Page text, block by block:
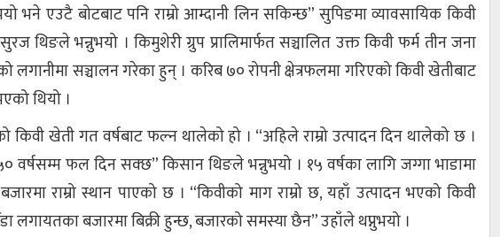
भने एउटै बोटबाट पनि राम्रो आम्दानी लिन सकिन्छ” सुपिङमा व्यावसायिक किवी
थिङले भन्नुभयो । किमुशेरी ग्रुप प्रालिमार्फत सञ्चालित उक्त किवी फर्म तीन जना
सञ्चालन गरेका हुन् । करिब ७० रोपनी क्षेत्रफलमा गरिएको किवी खेतीबाट
थियो ।
खेती गत वर्षबाट फल्न थालेको हो । “अहिले राम्रो उत्पादन दिन थालेको छ ।
वर्षसम्म फल दिन सक्छ” किसान थिङले भन्नुभयो । १५ वर्षका लागि जग्गा भाडामा
राम्रो स्थान पाएको छ । “किवीको माग राम्रो छ, यहाँ उत्पादन भएको किवी
लगायतका बजारमा बिक्री हुन्छ, बजारको समस्या छैन” उहाँले थप्नुभयो ।